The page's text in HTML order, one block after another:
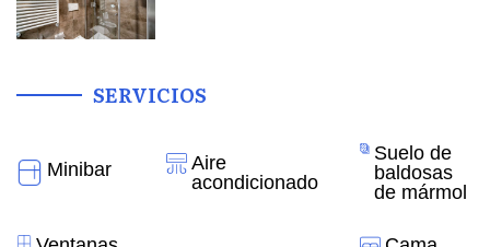
SERVICIOS
Minibar
Aire
acondicionado
Suelo de
baldosas
de mármol